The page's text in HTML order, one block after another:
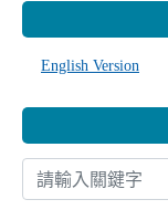
English Version